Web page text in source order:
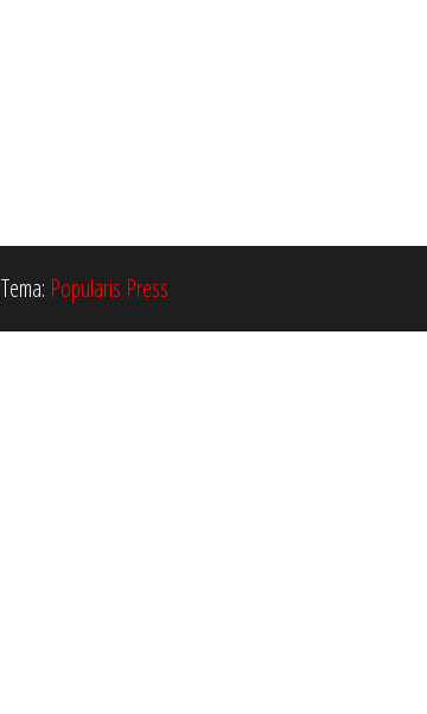
Tema: Popularis Press